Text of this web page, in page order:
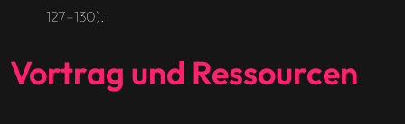
127–130).
Vortrag und Ressourcen